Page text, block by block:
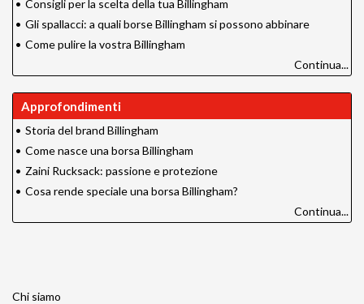
• Consigli per la scelta della tua Billingham
• Gli spallacci: a quali borse Billingham si possono abbinare
• Come pulire la vostra Billingham
Continua...
Approfondimenti
• Storia del brand Billingham
• Come nasce una borsa Billingham
• Zaini Rucksack: passione e protezione
• Cosa rende speciale una borsa Billingham?
Continua...
Chi siamo